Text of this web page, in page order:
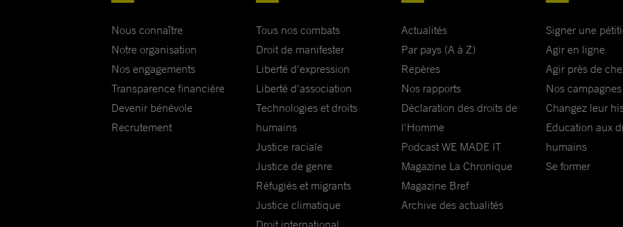
Nous connaître
Notre organisation
Nos engagements
Transparence financière
Devenir bénévole
Recrutement
Tous nos combats
Droit de manifester
Liberté d'expression
Liberté d'association
Technologies et droits
humains
Justice raciale
Justice de genre
Réfugiés et migrants
Justice climatique
Droit international
Actualités
Par pays (A à Z)
Repères
Nos rapports
Déclaration des droits de
l'Homme
Podcast WE MADE IT
Magazine La Chronique
Magazine Bref
Archive des actualités
Signer une
Agir en ligne
Agir près de
Nos campagnes
Changez leur
Education aux
humains
Se former